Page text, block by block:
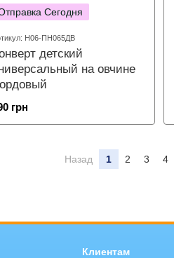
Сегодня
Н06-ПН065ДВ
детский
на овчине
грн
Назад 1 2 3 4
Клиентам